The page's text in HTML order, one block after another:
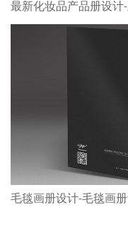
最新化妆品产品册设计
毛毯画册设计-毛毯画册